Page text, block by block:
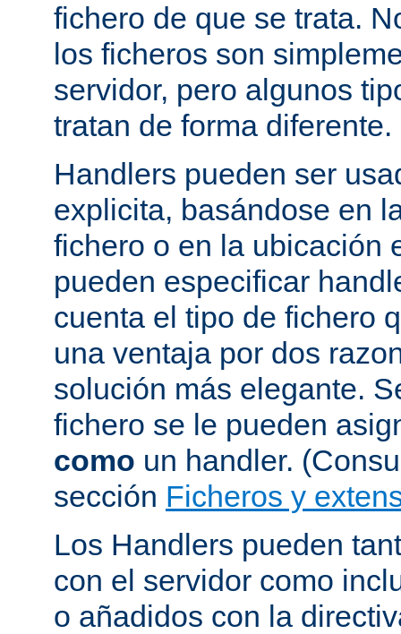
fichero de que se trata.
los ficheros son
servidor, pero algunos
tratan de forma diferente.
Handlers pueden ser
explicita, basándose en
fichero o en la ubicación
pueden especificar
cuenta el tipo de fichero
una ventaja por dos
solución más elegante.
fichero se le pueden
como un handler.
sección Ficheros y
Los Handlers pueden
con el servidor como
o añadidos con la